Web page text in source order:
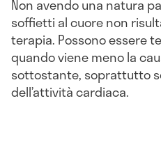
Non avendo una natura
soffietti al cuore non
terapia. Possono essere
quando viene meno la
sottostante, soprattutto
dell’attività cardiaca.